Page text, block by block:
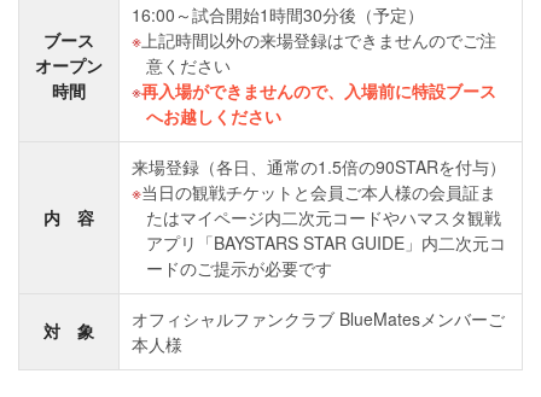
ブース
オープン
時間
16:00～試合開始1時間30分後（予定）
上記時間以外の来場登録はできませんのでご注
意ください
再入場ができませんので、入場前に特設ブース
へお越しください
内 容
来場登録（各日、通常の1.5倍の90STARを付与）
当日の観戦チケットと会員ご本人様の会員証ま
たはマイページ内二次元コードやハマスタ観戦
アプリ「BAYSTARS STAR GUIDE」内二次元コ
ードのご提示が必要です
対 象
オフィシャルファンクラブ BlueMatesメンバーご
本人様